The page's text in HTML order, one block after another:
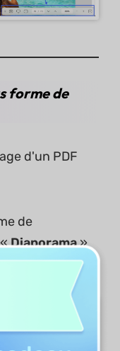
forme de
d'un PDF
de
«Diaporama»